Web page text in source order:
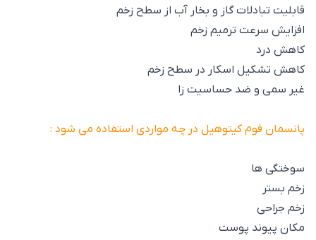
قابلیت تبادلات گاز و بخار آب از سطح زخم
افزایش سرعت ترمیم زخم
کاهش درد
کاهش تشکیل اسکار در سطح زخم
غیر سمی و ضد حساسیت زا
پانسمان فوم کیتوهیل در چه مواردی استفاده می شود :
سوختگی ها
زخم بستر
زخم جراحی
مکان پیوند پوست